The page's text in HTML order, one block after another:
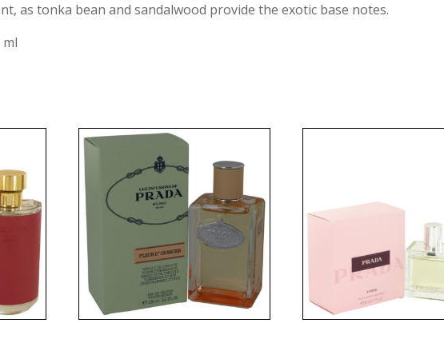
as tonka bean and sandalwood provide the exotic base notes.
ml